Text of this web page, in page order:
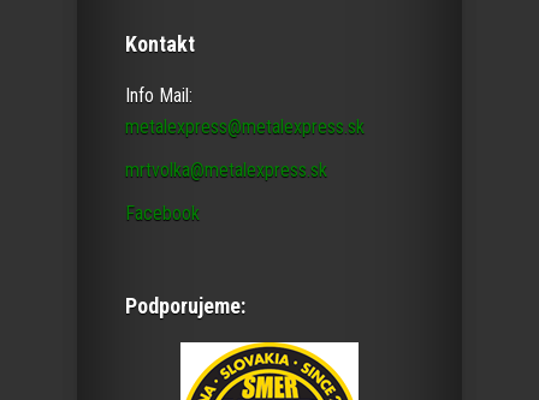
Kontakt
Info Mail:
metalexpress@metalexpress.sk
mrtvolka@metalexpress.sk
Facebook
Podporujeme: